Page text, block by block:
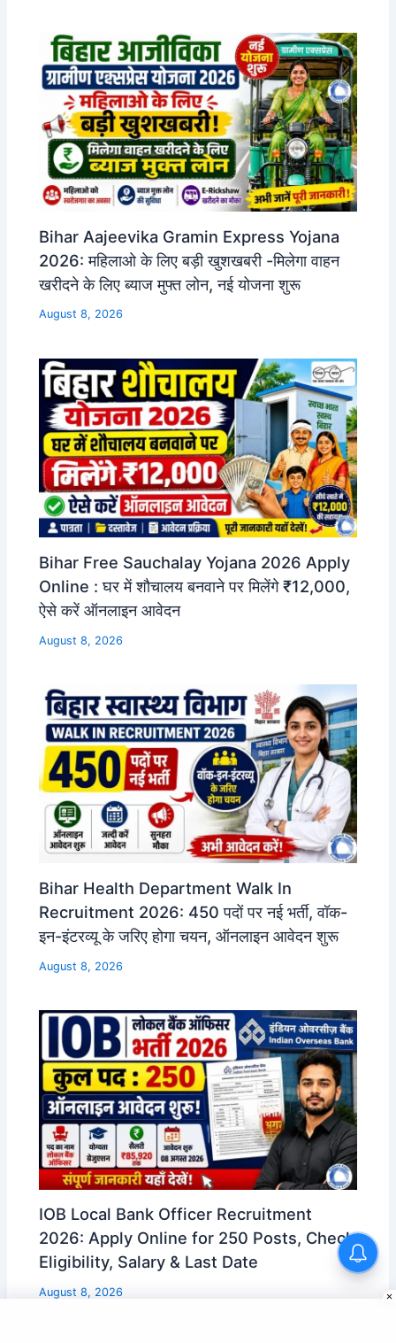
Bihar Aajeevika Gramin Express Yojana
2026: महिलाओ के लिए बड़ी खुशखबरी -मिलेगा वाहन
खरीदने के लिए ब्याज मुफ्त लोन, नई योजना शुरू
August 8, 2026
Bihar Free Sauchalay Yojana 2026 Apply
Online : घर में शौचालय बनवाने पर मिलेंगे ₹12,000,
ऐसे करें ऑनलाइन आवेदन
August 8, 2026
Bihar Health Department Walk In
Recruitment 2026: 450 पदों पर नई भर्ती, वॉक-
इन-इंटरव्यू के जरिए होगा चयन, ऑनलाइन आवेदन शुरू
August 8, 2026
IOB Local Bank Officer Recruitment
2026: Apply Online for 250 Posts, Check
Eligibility, Salary & Last Date
August 8, 2026